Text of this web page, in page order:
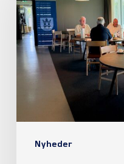
Nyheder
ordinær
generalforsamling
2026